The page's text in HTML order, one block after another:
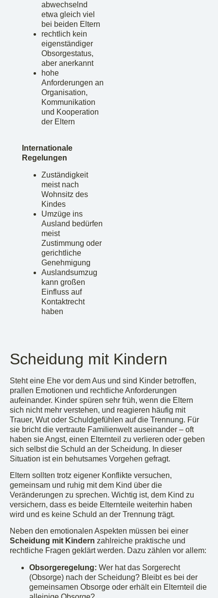
abwechselnd
etwa gleich viel
bei beiden Eltern
rechtlich kein
eigenständiger
Obsorgestatus,
aber anerkannt
hohe
Anforderungen an
Organisation,
Kommunikation
und Kooperation
der Eltern
Internationale
Regelungen
Zuständigkeit
meist nach
Wohnsitz des
Kindes
Umzüge ins
Ausland bedürfen
meist
Zustimmung oder
gerichtliche
Genehmigung
Auslandsumzug
kann großen
Einfluss auf
Kontaktrecht
haben
Scheidung mit Kindern
Steht eine Ehe vor dem Aus und sind Kinder betroffen,
prallen Emotionen und rechtliche Anforderungen
aufeinander. Kinder spüren sehr früh, wenn die Eltern
sich nicht mehr verstehen, und reagieren häufig mit
Trauer, Wut oder Schuldgefühlen auf die Trennung. Für
sie bricht die vertraute Familienwelt auseinander – oft
haben sie Angst, einen Elternteil zu verlieren oder geben
sich selbst die Schuld an der Scheidung. In dieser
Situation ist ein behutsames Vorgehen gefragt.
Eltern sollten trotz eigener Konflikte versuchen,
gemeinsam und ruhig mit dem Kind über die
Veränderungen zu sprechen. Wichtig ist, dem Kind zu
versichern, dass es beide Elternteile weiterhin haben
wird und es keine Schuld an der Trennung trägt.
Neben den emotionalen Aspekten müssen bei einer
Scheidung mit Kindern zahlreiche praktische und
rechtliche Fragen geklärt werden. Dazu zählen vor allem:
Obsorgeregelung: Wer hat das Sorgerecht
(Obsorge) nach der Scheidung? Bleibt es bei der
gemeinsamen Obsorge oder erhält ein Elternteil die